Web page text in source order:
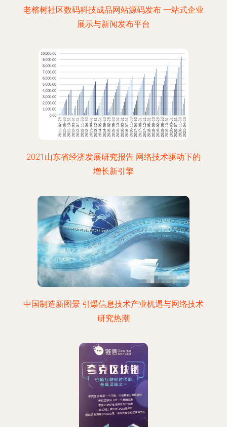
老榕树社区数码科技成品网站源码发布 一站式企业
展示与新闻发布平台
2021山东省经济发展研究报告 网络技术驱动下的
增长新引擎
中国制造新图景 引爆信息技术产业机遇与网络技术
研究热潮